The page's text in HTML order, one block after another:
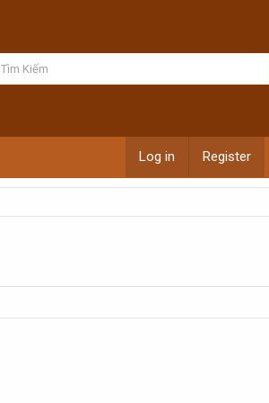
Log in Register